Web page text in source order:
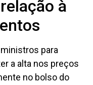
à
para
a alta nos preços
no bolso do